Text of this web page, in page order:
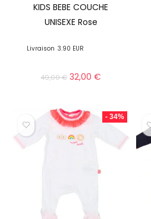
KIDS BEBE COUCHE
UNISEXE Rose
Livraison 3.90 EUR
49,00€ 32,00€
- 34%